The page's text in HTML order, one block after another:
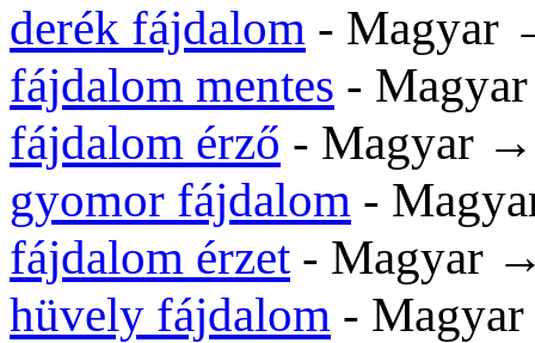
derék fájdalom -
fájdalom mentes -
fájdalom érző - Magyar
gyomor fájdalom -
fájdalom érzet- Magyar
hüvely fájdalom -